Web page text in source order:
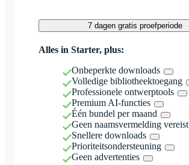
7 dagen gratis proefperiode
Alles in Starter, plus:
Onbeperkte downloads
Volledige bibliotheektoegang
Professionele ontwerptools
Premium AI-functies
Één bundel per maand
Geen naamsvermelding vereist
Snellere downloads
Prioriteitsondersteuning
Geen advertenties